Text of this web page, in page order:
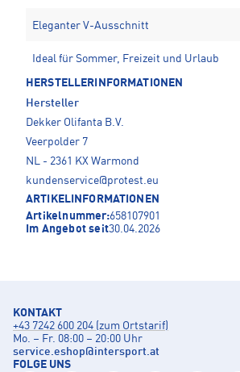
Eleganter V-Ausschnitt
Ideal für Sommer, Freizeit und Urlaub
HERSTELLERINFORMATIONEN
Hersteller
Dekker Olifanta B.V.
Veerpolder 7
NL - 2361 KX Warmond
kundenservice@protest.eu
ARTIKELINFORMATIONEN
Artikelnummer:658107901
Im Angebot seit30.04.2026
KONTAKT
+43 7242 600 204 (zum Ortstarif)
Mo. – Fr. 08:00 – 20:00 Uhr
service.eshop@intersport.at
FOLGE UNS